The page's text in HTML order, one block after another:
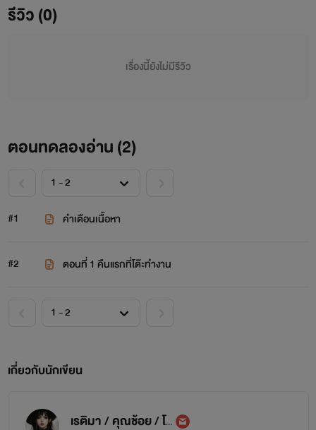
รีวิว (0)
เรื่องนี้ยังไม่มีรีวิว
ตอนทดลองอ่าน (2)
#1 คำเตือนเนื้อหา
#2 ตอนที่ 1 คืนแรกที่โต๊ะทำงาน
เกี่ยวกับนักเขียน
เรติมา / คุณช้อย / โม่วหยุน